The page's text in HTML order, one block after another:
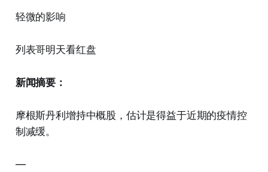
轻微的影响
列表哥明天看红盘
新闻摘要：
摩根斯丹利增持中概股，估计是得益于近期的疫情控
制减缓。
—